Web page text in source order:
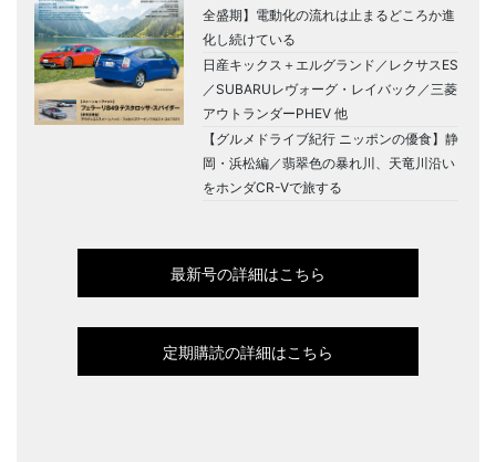
全盛期】電動化の流れは止まるどころか進
化し続けている
日産キックス＋エルグランド／レクサスES
／SUBARUレヴォーグ・レイバック／三菱
アウトランダーPHEV 他
【グルメドライブ紀行 ニッポンの優食】静
岡・浜松編／翡翠色の暴れ川、天竜川沿い
をホンダCR-Vで旅する
最新号の詳細はこちら
定期購読の詳細はこちら